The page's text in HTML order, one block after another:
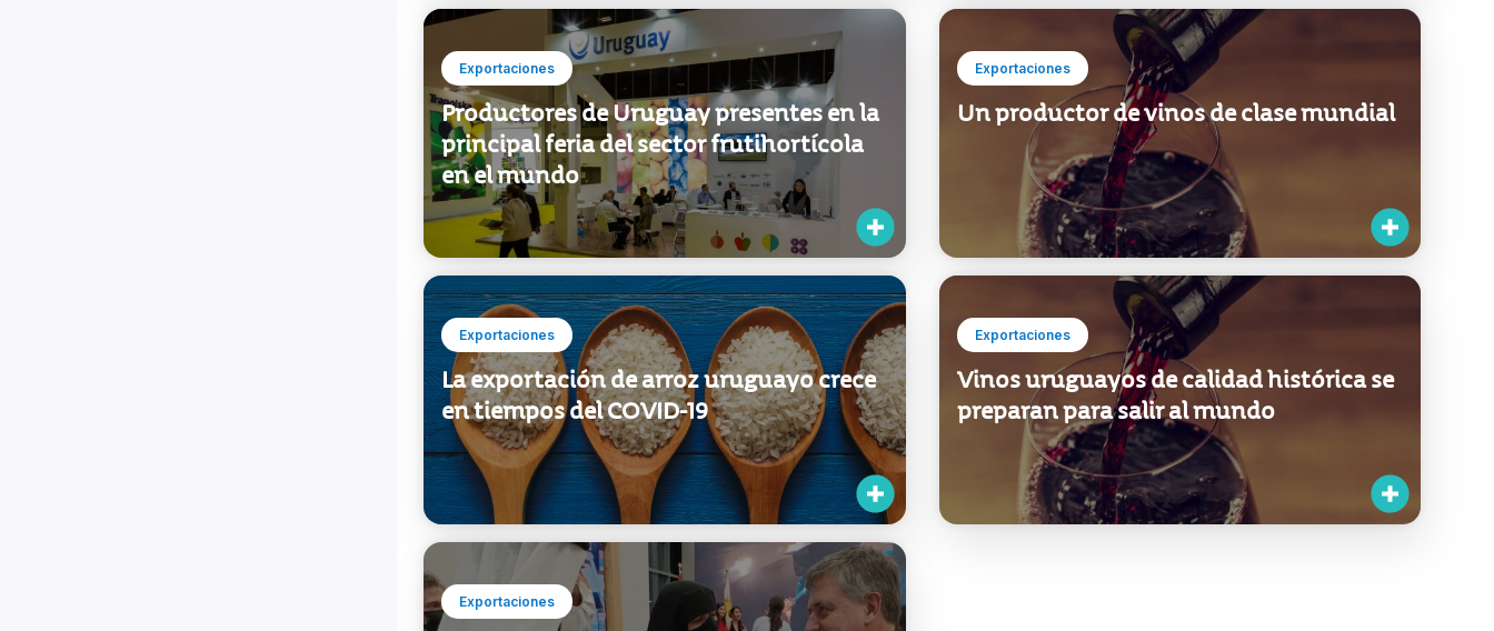
Exportaciones
Productores de Uruguay presentes en la
principal feria del sector frutihortícola
en el mundo
Exportaciones
Un productor de vinos de clase mundial
Exportaciones
La exportación de arroz uruguayo crece
en tiempos del COVID-19
Exportaciones
Vinos uruguayos de calidad histórica se
preparan para salir al mundo
Exportaciones